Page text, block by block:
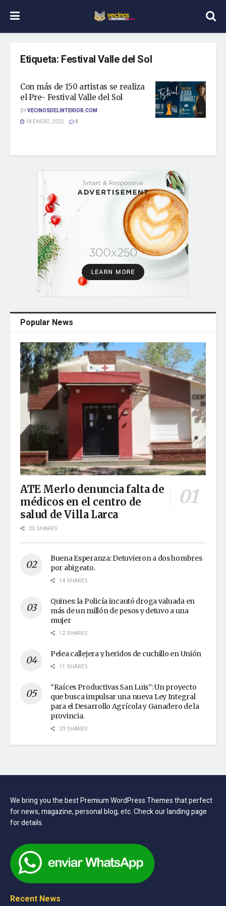
Etiqueta: Festival Valle del Sol
Con más de 150 artistas se realiza
el Pre- Festival Valle del Sol
BYVECINOSDELINTERIOR.COM
18 ENERO, 2025
0
Popular News
ATE Merlo denuncia falta de
médicos en el centro de
salud de Villa Larca
20 SHARES
Buena Esperanza: Detuvieron a dos hombres
por abigeato.
14 SHARES
Quines: la Policía incautó droga valuada en
más de un millón de pesos y detuvo a una
mujer
12 SHARES
Pelea callejera y heridos de cuchillo en Unión
11 SHARES
“Raíces Productivas San Luis”: Un proyecto
que busca impulsar una nueva Ley Integral
para el Desarrollo Agrícola y Ganadero de la
provincia.
23 SHARES
We bring you the best Premium WordPress Themes that perfect
for news, magazine, personal blog, etc. Check our landing page
for details.
Recent News